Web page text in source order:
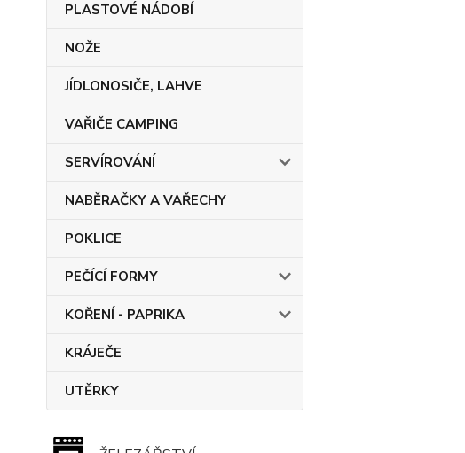
PLASTOVÉ NÁDOBÍ
NOŽE
JÍDLONOSIČE, LAHVE
VAŘIČE CAMPING
SERVÍROVÁNÍ
NABĚRAČKY A VAŘECHY
POKLICE
PEČÍCÍ FORMY
KOŘENÍ - PAPRIKA
KRÁJEČE
UTĚRKY